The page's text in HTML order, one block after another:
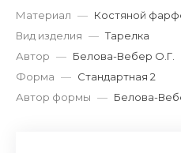
Материал — Костяной
Вид изделия — Тарелка
Автор — Белова-Вебер О.Г.
Форма — Стандартная 2
Автор формы — Белова-